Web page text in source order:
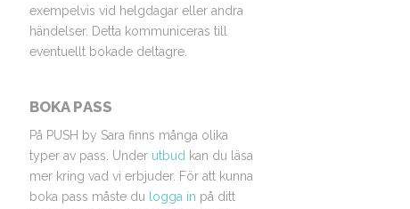
exempelvis vid helgdagar eller andra
händelser. Detta kommuniceras till
eventuellt bokade deltagre.
BOKA PASS
På PUSH by Sara finns många olika
typer av pass. Under utbudkan du läsa
mer kring vad vi erbjuder. För att kunna
boka pass måste du logga in på ditt